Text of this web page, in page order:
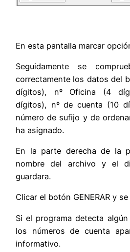
En esta pantalla marcar
Seguidamente se
correctamente los datos del
dígitos), nº Oficina (4
dígitos), nº de cuenta (10
número de sufijo y de
ha asignado.
En la parte derecha de la
nombre del archivo y el
guardara.
Clicar el botón GENERAR y
Si el programa detecta
los números de cuenta
informativo.